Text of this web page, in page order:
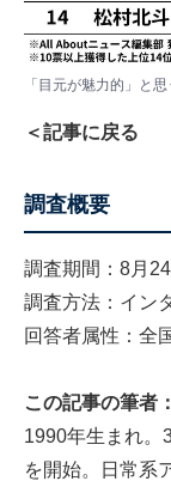
「目元が魅力的」と
＜記事に戻る
調査概要
調査期間：8月
調査方法：イン
回答者属性：全
この記事の筆者
1990年生まれ。
を開始。日常系